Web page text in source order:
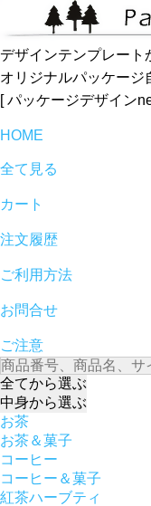
デザインテンプレート
オリジナルパッケージ
[ パッケージデザイン
HOME
全て見る
カート
注文履歴
ご利用方法
お問合せ
ご注意
全てから選ぶ
中身から選ぶ
お茶
お茶＆菓子
コーヒー
コーヒー＆菓子
紅茶ハーブティ